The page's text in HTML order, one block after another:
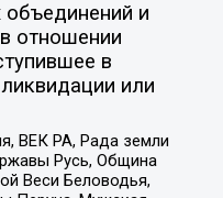
и
отношении
в
или
ВЕК РА, Рада земли
Русь, Община
Веси Беловодья,